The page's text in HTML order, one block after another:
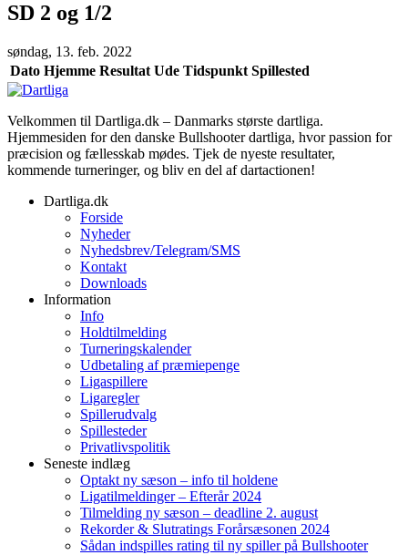
SD 2 og 1/2
søndag, 13. feb. 2022
Dato Hjemme Resultat Ude Tidspunkt Spillested
Velkommen til Dartliga.dk – Danmarks største dartliga.
Hjemmesiden for den danske Bullshooter dartliga, hvor passion for
præcision og fællesskab mødes. Tjek de nyeste resultater,
kommende turneringer, og bliv en del af dartactionen!
Dartliga.dk
Forside
Nyheder
Nyhedsbrev/Telegram/SMS
Kontakt
Downloads
Information
Info
Holdtilmelding
Turneringskalender
Udbetaling af præmiepenge
Ligaspillere
Ligaregler
Spillerudvalg
Spillesteder
Privatlivspolitik
Seneste indlæg
Optakt ny sæson – info til holdene
Ligatilmeldinger – Efterår 2024
Tilmelding ny sæson – deadline 2. august
Rekorder & Slutratings Forårsæsonen 2024
Sådan indspilles rating til ny spiller på Bullshooter